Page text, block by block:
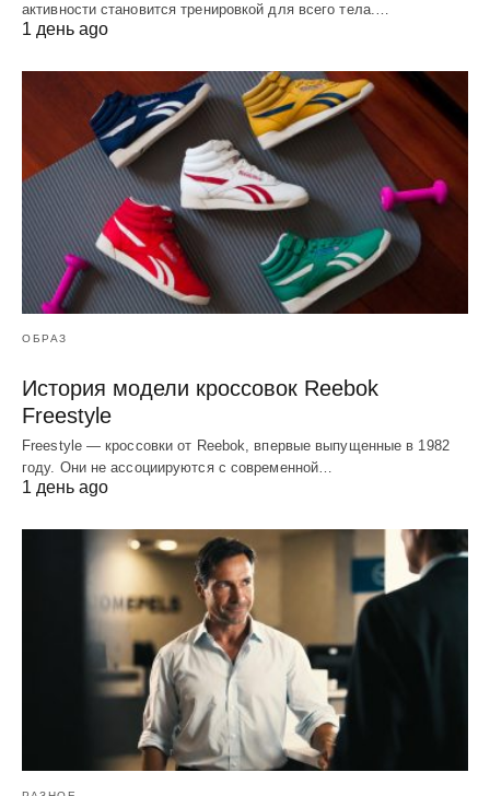
активности становится тренировкой для всего тела.…
1 день ago
ОБРАЗ
История модели кроссовок Reebok
Freestyle
Freestyle — кроссовки от Reebok, впервые выпущенные в 1982
году. Они не ассоциируются с современной…
1 день ago